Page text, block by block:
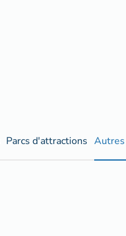
Parcs d'attractions